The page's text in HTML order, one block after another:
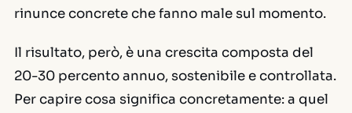
rinunce concrete che fanno male sul momento.
Il risultato, però, è una crescita composta del
20-30 percento annuo, sostenibile e controllata.
Per capire cosa significa concretamente: a quel